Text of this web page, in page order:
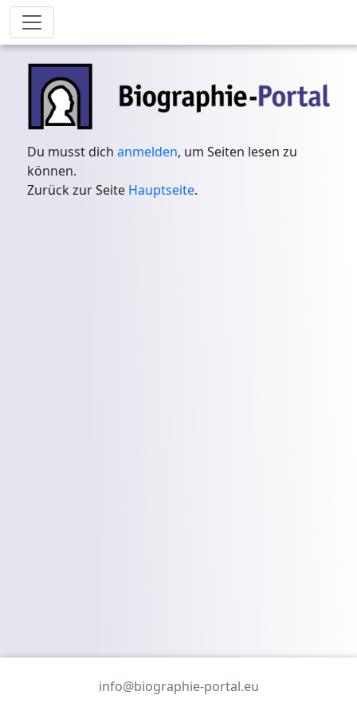
Du musst dichanmelden, um Seiten lesen zu
können.
Zurück zur Seite Hauptseite.
info@biographie-portal.eu